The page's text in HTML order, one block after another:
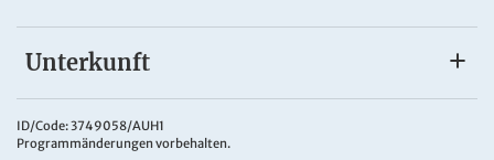
Unterkunft
Flechter Hotel Paterswolde & Nordsee-
Ameland
Das4*Fletcher Hotel Paterswolde
ID/Code: 3749058/AUH1
Programmänderungen vorbehalten.